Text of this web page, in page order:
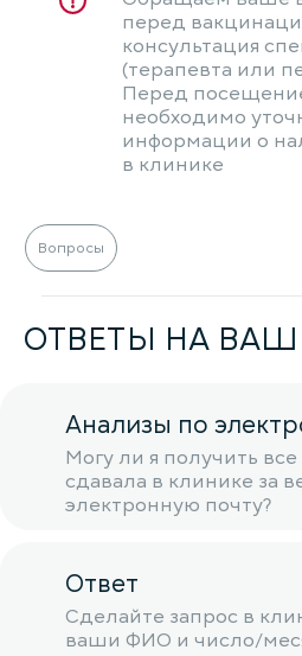
перед
консультация
(терапевта или
Перед
необходимо
информации о
в клинике
Вопросы
ОТВЕТЫ НА
Анализы по
Могу ли я получить
сдавала в клинике за
электронную почту?
Ответ
Сделайте запрос в
ваши ФИО и число/